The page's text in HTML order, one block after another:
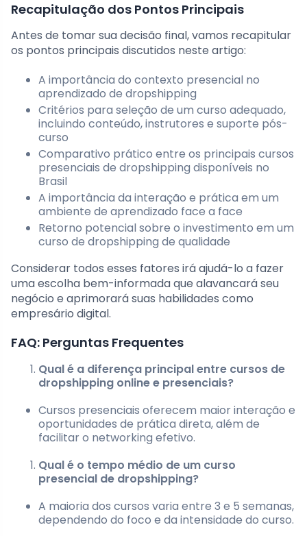
Recapitulação dos Pontos Principais
Antes de tomar sua decisão final, vamos recapitular
os pontos principais discutidos neste artigo:
A importância do contexto presencial no
aprendizado de dropshipping
Critérios para seleção de um curso adequado,
incluindo conteúdo, instrutores e suporte pós-
curso
Comparativo prático entre os principais cursos
presenciais de dropshipping disponíveis no
Brasil
A importância da interação e prática em um
ambiente de aprendizado face a face
Retorno potencial sobre o investimento em um
curso de dropshipping de qualidade
Considerar todos esses fatores irá ajudá-lo a fazer
uma escolha bem-informada que alavancará seu
negócio e aprimorará suas habilidades como
empresário digital.
FAQ: Perguntas Frequentes
Qual é a diferença principal entre cursos de
dropshipping online e presenciais?
Cursos presenciais oferecem maior interação e
oportunidades de prática direta, além de
facilitar o networking efetivo.
Qual é o tempo médio de um curso
presencial de dropshipping?
A maioria dos cursos varia entre 3 e 5 semanas,
dependendo do foco e da intensidade do curso.